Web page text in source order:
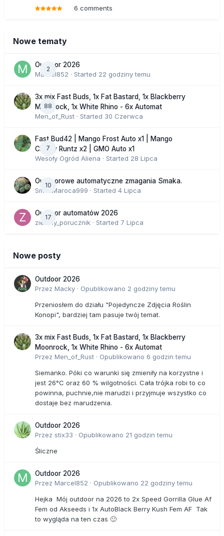
6 comments
Nowe tematy
2
Outdoor 2026
Marcel852 · Started 22 godziny temu
88
3x mix Fast Buds, 1x Fat Bastard, 1x Blackberry
Moonrock, 1x White Rhino - 6x Automat
Men_of_Rust · Started 30 Czerwca
7
Fast Bud42 | Mango Frost Auto x1 | Mango
Cherry Runtz x2 | GMO Auto x1
Wesoły Ogród Aliena · Started 28 Lipca
10
Outdoorowe automatyczne zmagania Smaka.
SmakMaroca999 · Started 4 Lipca
17
Outdoor automatów 2026
zielony_porucznik · Started 7 Lipca
Nowe posty
Outdoor 2026
Przez Macky · Opublikowano 2 godziny temu
Przeniosłem do działu "Pojedyncze Zdjęcia Roślin
Konopi", bardziej tam pasuje twój temat.
3x mix Fast Buds, 1x Fat Bastard, 1x Blackberry
Moonrock, 1x White Rhino - 6x Automat
Przez Men_of_Rust · Opublikowano 6 godzin temu
Siemanko. Póki co warunki się zmieniły na korzystne i
jest 26°C oraz 60 % wilgotności. Cała trójka robi to co
powinna, puchnie,nie marudzi i przyjmuje wszystko co
dostaje bez marudzenia.
Outdoor 2026
Przez stix33 · Opublikowano 21 godzin temu
Śliczne
Outdoor 2026
Przez Marcel852 · Opublikowano 22 godziny temu
Hejka Mój outdoor na 2026 to 2x Speed Gorrilla Glue Af
Fem od Akseeds i 1x AutoBlack Berry Kush Fem AF Tak
to wygląda na ten czas 🙂